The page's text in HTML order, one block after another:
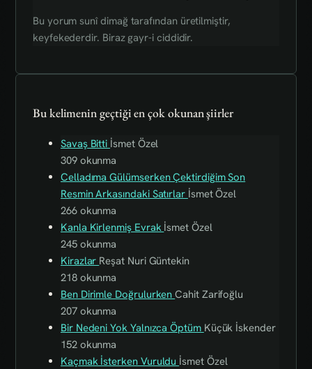
Bu yorum sunî dimağ tarafından üretilmiştir,
keyfekederdir. Biraz gayr-i ciddidir.
Bu kelimenin geçtiği en çok okunan şiirler
Savaş Bitti İsmet Özel
309 okunma
Celladıma Gülümserken Çektirdiğim Son
Resmin Arkasındaki Satırlar İsmet Özel
266 okunma
Kanla Kirlenmiş Evrak İsmet Özel
245 okunma
Kirazlar Reşat Nuri Güntekin
218 okunma
Ben Dirimle DoğrulurkenCahit Zarifoğlu
207 okunma
Bir Nedeni Yok Yalnızca Öptüm Küçük İskender
152 okunma
Kaçmak İsterken Vuruldu İsmet Özel